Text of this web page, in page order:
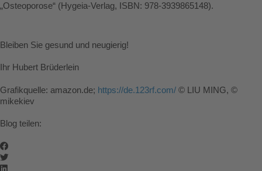
„Osteoporose“ (Hygeia-Verlag, ISBN: 978-3939865148).
Bleiben Sie gesund und neugierig!
Ihr Hubert Brüderlein
Grafikquelle: amazon.de; https://de.123rf.com/ © LIU MING, ©
mikekiev
Blog teilen: